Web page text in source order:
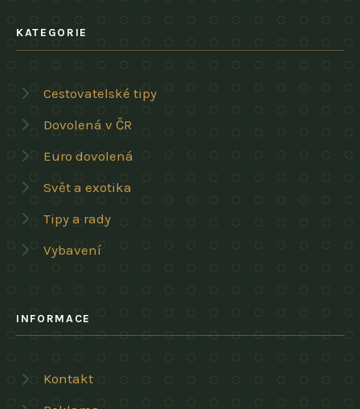
KATEGORIE
Cestovatelské tipy
Dovolená v ČR
Euro dovolená
Svět a exotika
Tipy a rady
Vybavení
INFORMACE
Kontakt